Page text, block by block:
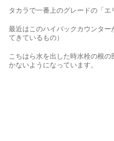
タカラで一番上のグレードの「エ
最近はこのハイバックカウンタ
てきているもの）
こちはら水を出した時水栓の根
かないようになっています。